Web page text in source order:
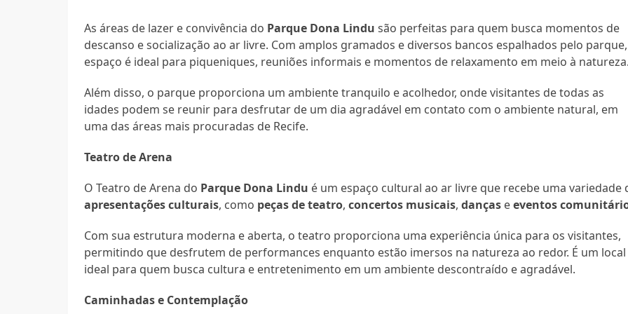
As áreas de lazer e convivência do Parque Dona Lindu são perfeitas para quem busca momentos de
descanso e socialização ao ar livre. Com amplos gramados e diversos bancos espalhados pelo
espaço é ideal para piqueniques, reuniões informais e momentos de relaxamento em meio à natureza.
Além disso, o parque proporciona um ambiente tranquilo e acolhedor, onde visitantes de todas as
idades podem se reunir para desfrutar de um dia agradável em contato com o ambiente natural, em
uma das áreas mais procuradas de Recife.
Teatro de Arena
O Teatro de Arena do Parque Dona Lindu é um espaço cultural ao ar livre que recebe uma variedade
apresentações culturais, como peças de teatro,concertos musicais,danças eeventos
Com sua estrutura moderna e aberta, o teatro proporciona uma experiência única para os visitantes,
permitindo que desfrutem de performances enquanto estão imersos na natureza ao redor. É um local
ideal para quem busca cultura e entretenimento em um ambiente descontraído e agradável.
Caminhadas e Contemplação